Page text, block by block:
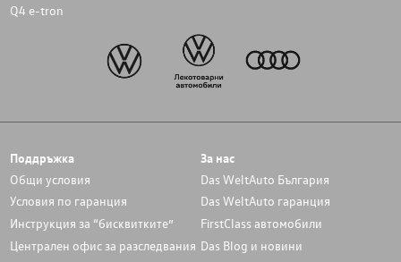
Q4 e-tron
Поддръжка
Общи условия
Условия по гаранция
Инструкция за “бисквитките”
Централен офис за разследвания
За нас
Das WeltAuto България
Das WeltAuto гаранция
FirstClass автомобили
Das Blog и новини